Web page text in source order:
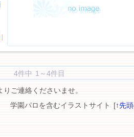
4件中 1～4件目
ご連絡くださいませ。
学園パロを含むイラストサイト [↑先